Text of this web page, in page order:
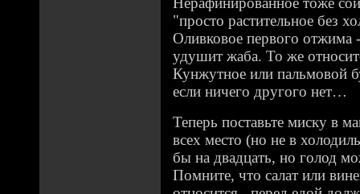
"просто растительное без
Оливковое первого отжима
удушит жаба. То же
Кунжутное или пальмовой
если ничего другого нет…
Теперь поставьте миску в
всех место (но не в
бы на двадцать, но голод
Помните, что салат или